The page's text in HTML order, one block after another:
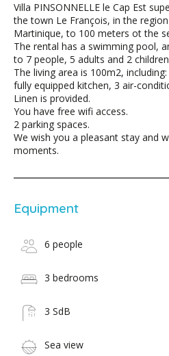
Villa PINSONNELLE le Cap Est
the town Le François, in the
Martinique, to 100 meters ot the
The rental has a swimming pool,
to 7 people, 5 adults and 2
The living area is 100m2,
fully equipped kitchen, 3 air-
Linen is provided.
You have free wifi access.
2 parking spaces.
We wish you a pleasant stay and
moments.
Equipment
6 people
3 bedrooms
3 SdB
Sea view